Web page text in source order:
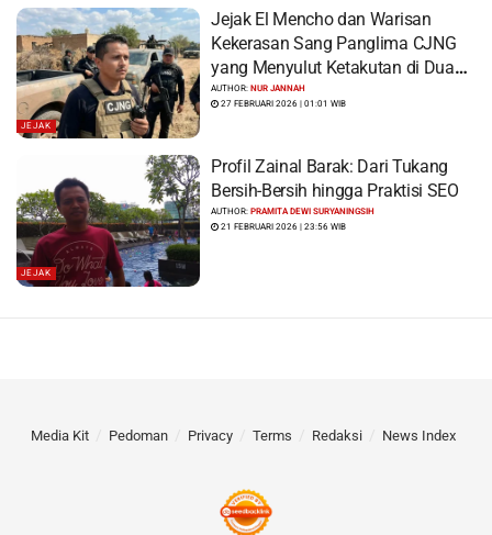
JEJAK
Jejak El Mencho dan Warisan
Kekerasan Sang Panglima CJNG
yang Menyulut Ketakutan di Dua
Benua
AUTHOR:NUR JANNAH
27 FEBRUARI 2026 | 01:01 WIB
JEJAK
Profil Zainal Barak: Dari Tukang
Bersih-Bersih hingga Praktisi SEO
AUTHOR:PRAMITA DEWI SURYANINGSIH
21 FEBRUARI 2026 | 23:56 WIB
Media Kit Pedoman Privacy Terms Redaksi News Index